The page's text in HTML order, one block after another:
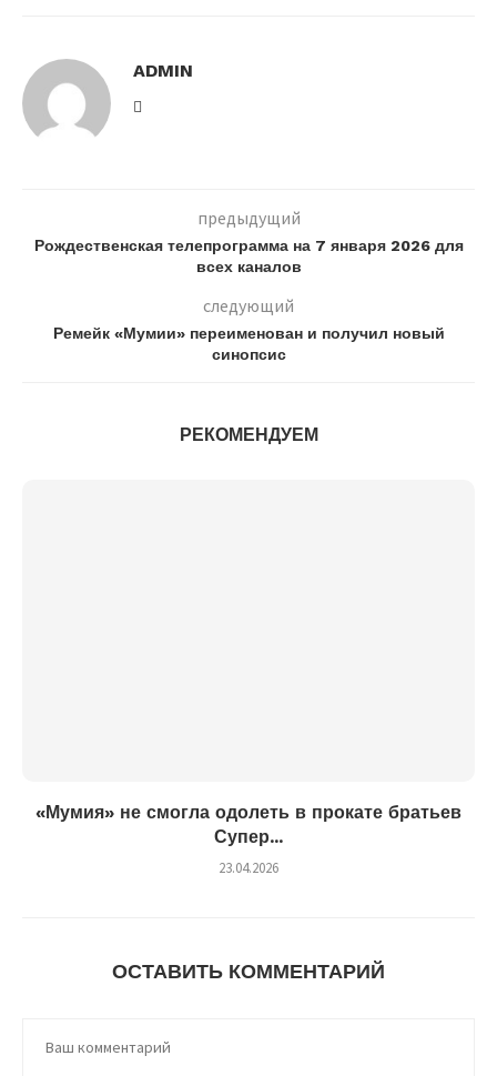
ADMIN
предыдущий
Рождественская телепрограмма на 7 января 2026 для
всех каналов
следующий
Ремейк «Мумии» переименован и получил новый
синопсис
РЕКОМЕНДУЕМ
«Мумия» не смогла одолеть в прокате братьев
Супер...
23.04.2026
ОСТАВИТЬ КОММЕНТАРИЙ